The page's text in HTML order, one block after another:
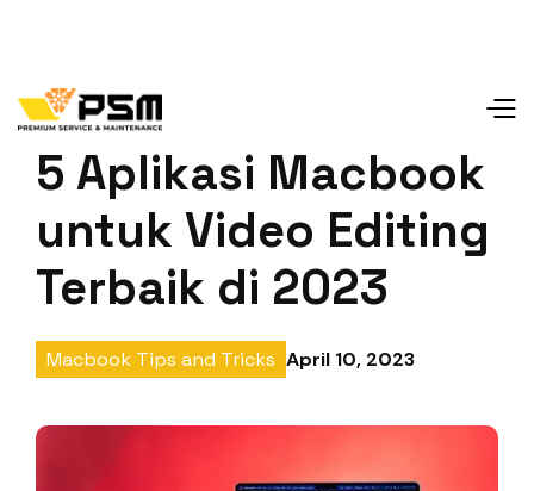
5 Aplikasi Macbook
untuk Video Editing
Terbaik di 2023
Macbook Tips and Tricks April 10, 2023